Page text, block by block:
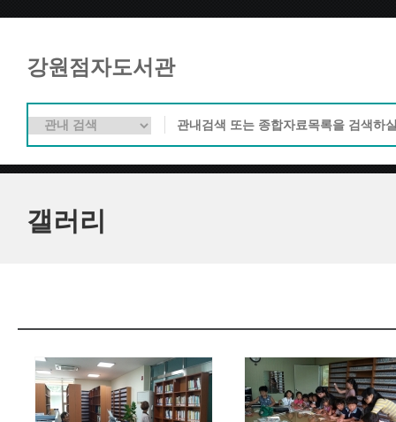
강원점자도서관
갤러리